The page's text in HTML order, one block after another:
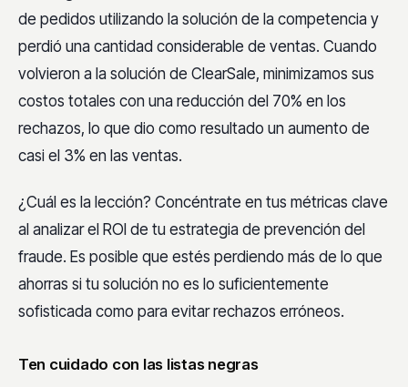
de pedidos utilizando la solución de la competencia y
perdió una cantidad considerable de ventas. Cuando
volvieron a la solución de ClearSale, minimizamos sus
costos totales con una reducción del 70% en los
rechazos, lo que dio como resultado un aumento de
casi el 3% en las ventas.
¿Cuál es la lección? Concéntrate en tus métricas clave
al analizar el ROI de tu estrategia de prevención del
fraude. Es posible que estés perdiendo más de lo que
ahorras si tu solución no es lo suficientemente
sofisticada como para evitar rechazos erróneos.
Ten cuidado con las listas negras